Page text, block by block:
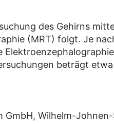
des Gehirns
(MRT) folgt. Je
beträgt
Wilhelm-